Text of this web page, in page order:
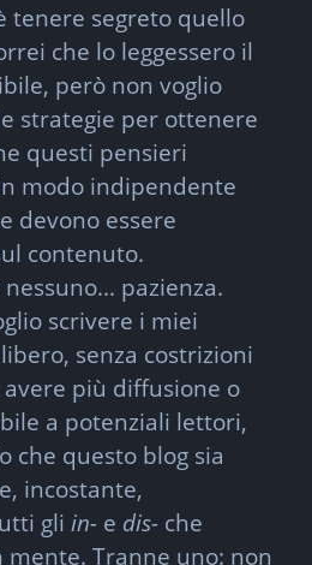
tenere segreto quello
che lo leggessero il
però non voglio
strategie per ottenere
questi pensieri
modo indipendente
devono essere
contenuto.
pazienza.
scrivere i miei
senza costrizioni
più diffusione o
a potenziali lettori,
che questo blog sia
incostante,
gli in- e dis- che
mente. Tranne uno: non